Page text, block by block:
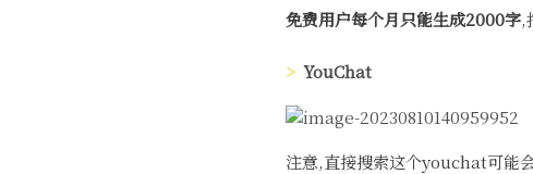
免费用户每个月只能生成2000字,
YouChat
注意,直接搜索这个youchat可能